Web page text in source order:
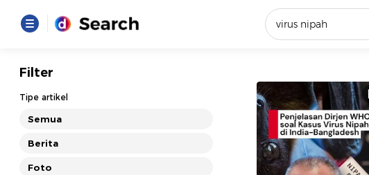
Loading...
Promoted
Terakhir yang dicari
Filter
Tipe artikel
Semua
Berita
Foto